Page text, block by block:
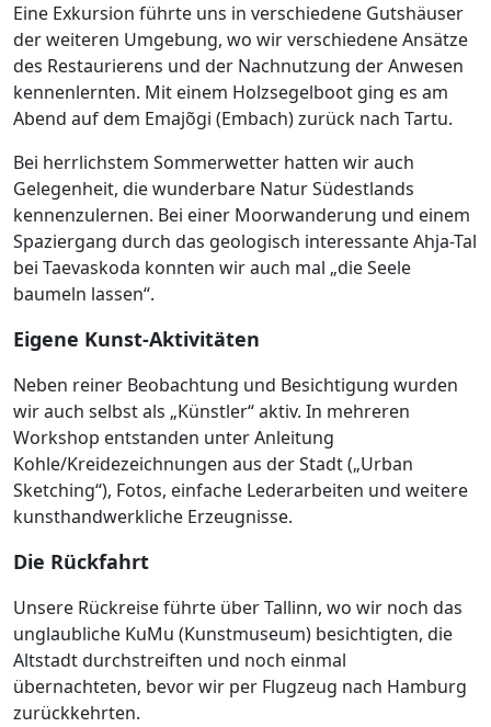
Eine Exkursion führte uns in verschiedene Gutshäuser
der weiteren Umgebung, wo wir verschiedene Ansätze
des Restaurierens und der Nachnutzung der Anwesen
kennenlernten. Mit einem Holzsegelboot ging es am
Abend auf dem Emajõgi (Embach) zurück nach Tartu.
Bei herrlichstem Sommerwetter hatten wir auch
Gelegenheit, die wunderbare Natur Südestlands
kennenzulernen. Bei einer Moorwanderung und einem
Spaziergang durch das geologisch interessante Ahja-Tal
bei Taevaskoda konnten wir auch mal „die Seele
baumeln lassen“.
Eigene Kunst-Aktivitäten
Neben reiner Beobachtung und Besichtigung wurden
wir auch selbst als „Künstler“ aktiv. In mehreren
Workshop entstanden unter Anleitung
Kohle/Kreidezeichnungen aus der Stadt („Urban
Sketching“), Fotos, einfache Lederarbeiten und weitere
kunsthandwerkliche Erzeugnisse.
Die Rückfahrt
Unsere Rückreise führte über Tallinn, wo wir noch das
unglaubliche KuMu (Kunstmuseum) besichtigten, die
Altstadt durchstreiften und noch einmal
übernachteten, bevor wir per Flugzeug nach Hamburg
zurückkehrten.